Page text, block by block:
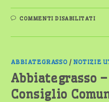
COMMENTI DISABILITATISU
A
ABBIATEGRASSO /NOTIZIE
Abbiategrasso
Consiglio